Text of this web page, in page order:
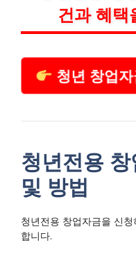
건과 혜택
청년 창업자
청년전용
및 방법
청년전용 창업자금을 신
합니다.